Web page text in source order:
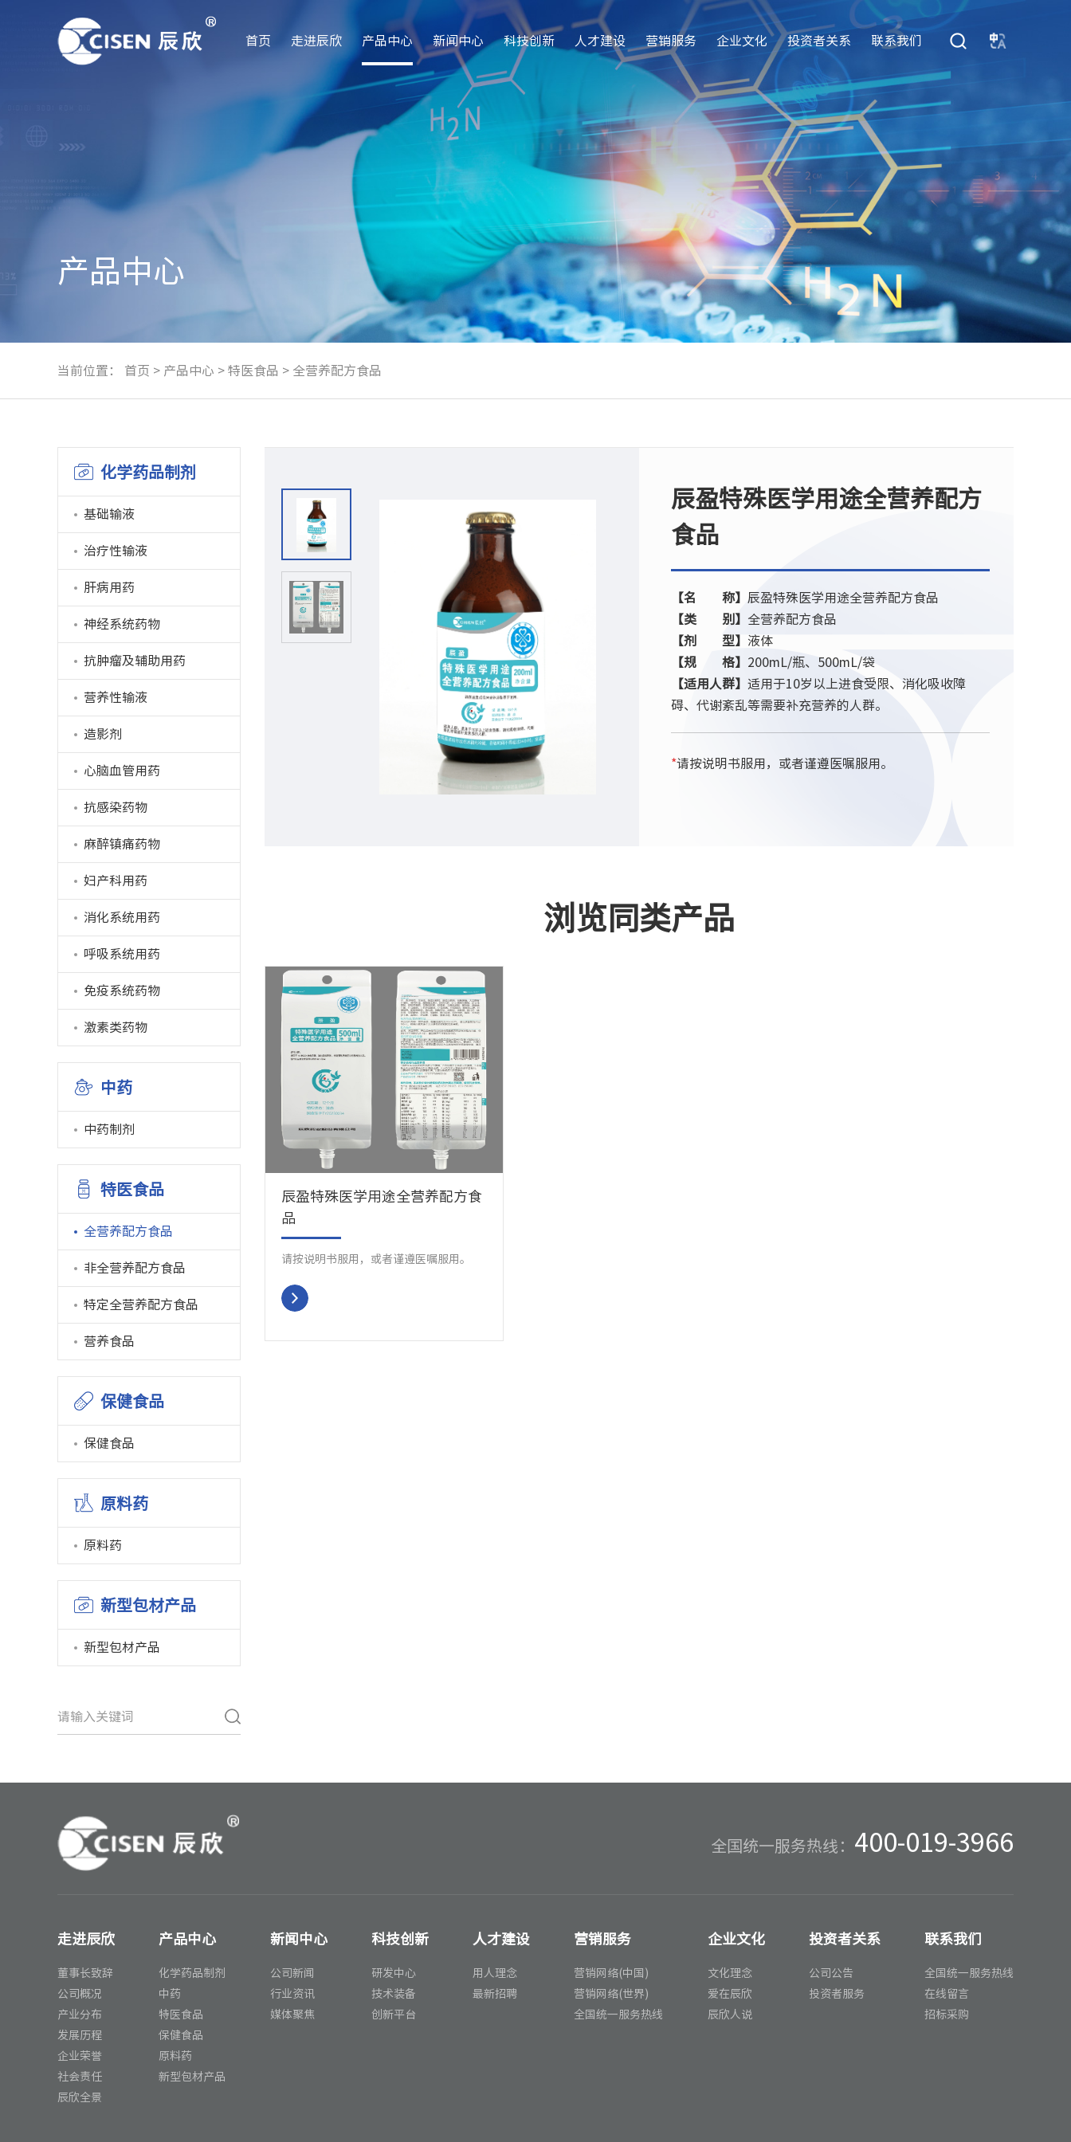
首页 走进辰欣 产品中心 新闻中心 科技创新 人才建设 营销服务 企业文化 投资者关系 联系我们
产品中心
当前位置： 首页 > 产品中心 > 特医食品 > 全营养配方食品
化学药品制剂
基础输液
治疗性输液
肝病用药
神经系统药物
抗肿瘤及辅助用药
营养性输液
造影剂
心脑血管用药
抗感染药物
麻醉镇痛药物
妇产科用药
消化系统用药
呼吸系统用药
免疫系统药物
激素类药物
中药
中药制剂
特医食品
全营养配方食品
非全营养配方食品
特定全营养配方食品
营养食品
保健食品
保健食品
原料药
原料药
新型包材产品
新型包材产品
辰盈特殊医学用途全营养配方
食品
【名 称】 辰盈特殊医学用途全营养配方食品
【类 别】 全营养配方食品
【剂 型】 液体
【规 格】 200mL/瓶、500mL/袋
【适用人群】 适用于10岁以上进食受限、消化吸收障
碍、代谢紊乱等需要补充营养的人群。
*请按说明书服用，或者谨遵医嘱服用。
浏览同类产品
辰盈特殊医学用途全营养配方食
品
请按说明书服用，或者谨遵医嘱服用。
全国统一服务热线： 400-019-3966
走进辰欣
董事长致辞
公司概况
产业分布
发展历程
企业荣誉
社会责任
辰欣全景
产品中心
化学药品制剂
中药
特医食品
保健食品
原料药
新型包材产品
新闻中心
公司新闻
行业资讯
媒体聚焦
科技创新
研发中心
技术装备
创新平台
人才建设
用人理念
最新招聘
营销服务
营销网络(中国)
营销网络(世界)
全国统一服务热线
企业文化
文化理念
爱在辰欣
辰欣人说
投资者关系
公司公告
投资者服务
联系我们
全国统一服务热线
在线留言
招标采购